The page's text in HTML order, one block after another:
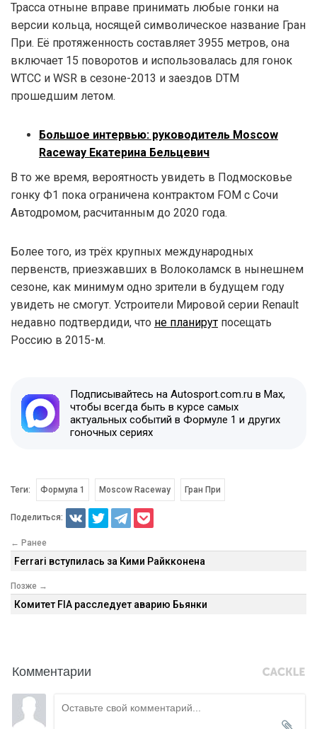
Трасса отныне вправе принимать любые гонки на
версии кольца, носящей символическое название Гран
При. Её протяженность составляет 3955 метров, она
включает 15 поворотов и использовалась для гонок
WTCC и WSR в сезоне-2013 и заездов DTM
прошедшим летом.
Большое интервью: руководитель Moscow
Raceway Екатерина Бельцевич
В то же время, вероятность увидеть в Подмосковье
гонку Ф1 пока ограничена контрактом FOM с Сочи
Автодромом, расчитанным до 2020 года.
Более того, из трёх крупных международных
первенств, приезжавших в Волоколамск в нынешнем
сезоне, как минимум одно зрители в будущем году
увидеть не смогут. Устроители Мировой серии Renault
недавно подтвердиди, что не планирут посещать
Россию в 2015-м.
Подписывайтесь на Autosport.com.ru в Max,
чтобы всегда быть в курсе самых
актуальных событий в Формуле 1 и других
гоночных сериях
Теги: Формула 1 Moscow Raceway Гран При
Поделиться:
← Ранее
Ferrari вступилась за Кими Райкконена
Позже →
Комитет FIA расследует аварию Бьянки
Комментарии